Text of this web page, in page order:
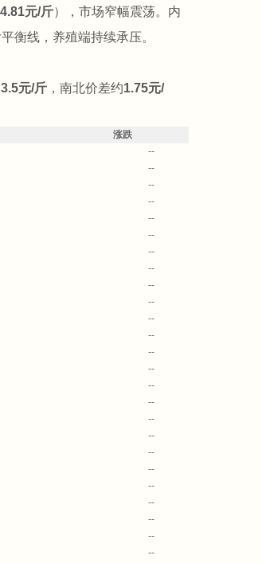
4.81元/斤），市场窄幅震荡。内
衡线，养殖端持续承压。
3.5元/斤 ，南北价差约1.75元/
涨跌
--
--
--
--
--
--
--
--
--
--
--
--
--
--
--
--
--
--
--
--
--
--
--
--
--